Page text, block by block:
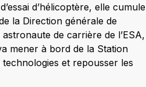
d’hélicoptère, elle cumule
la Direction générale de
de carrière de l’ESA,
mener à bord de la Station
et repousser les